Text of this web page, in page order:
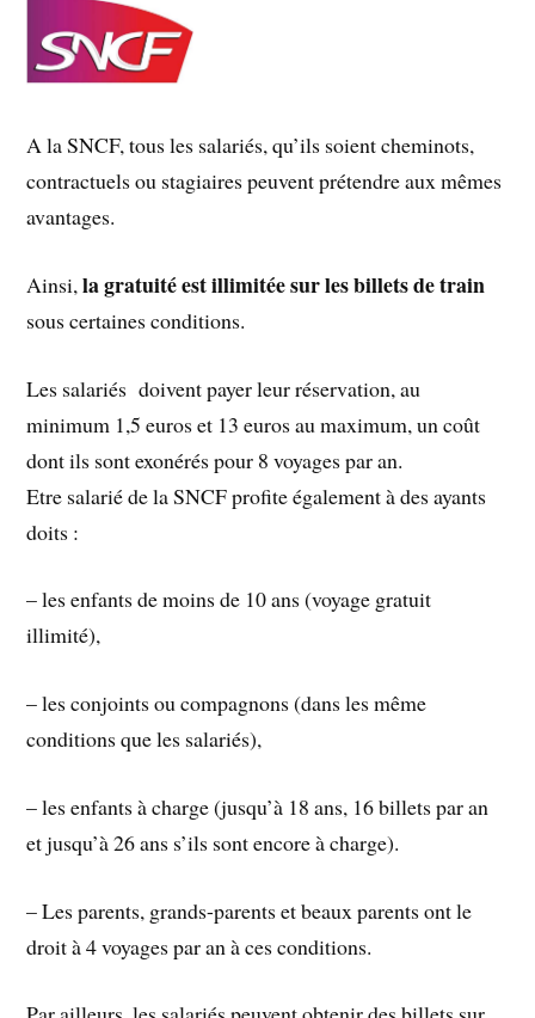
A la SNCF, tous les salariés, qu’ils soient cheminots,
contractuels ou stagiaires peuvent prétendre aux mêmes
avantages.
Ainsi,la gratuité est illimitée sur les billets de train
sous certaines conditions.
Les salariés doivent payer leur réservation, au
minimum 1,5 euros et 13 euros au maximum, un coût
dont ils sont exonérés pour 8 voyages par an.
Etre salarié de la SNCF profite également à des ayants
doits :
– les enfants de moins de 10 ans (voyage gratuit
illimité),
– les conjoints ou compagnons (dans les même
conditions que les salariés),
– les enfants à charge (jusqu’à 18 ans, 16 billets par an
et jusqu’à 26 ans s’ils sont encore à charge).
– Les parents, grands-parents et beaux parents ont le
droit à 4 voyages par an à ces conditions.